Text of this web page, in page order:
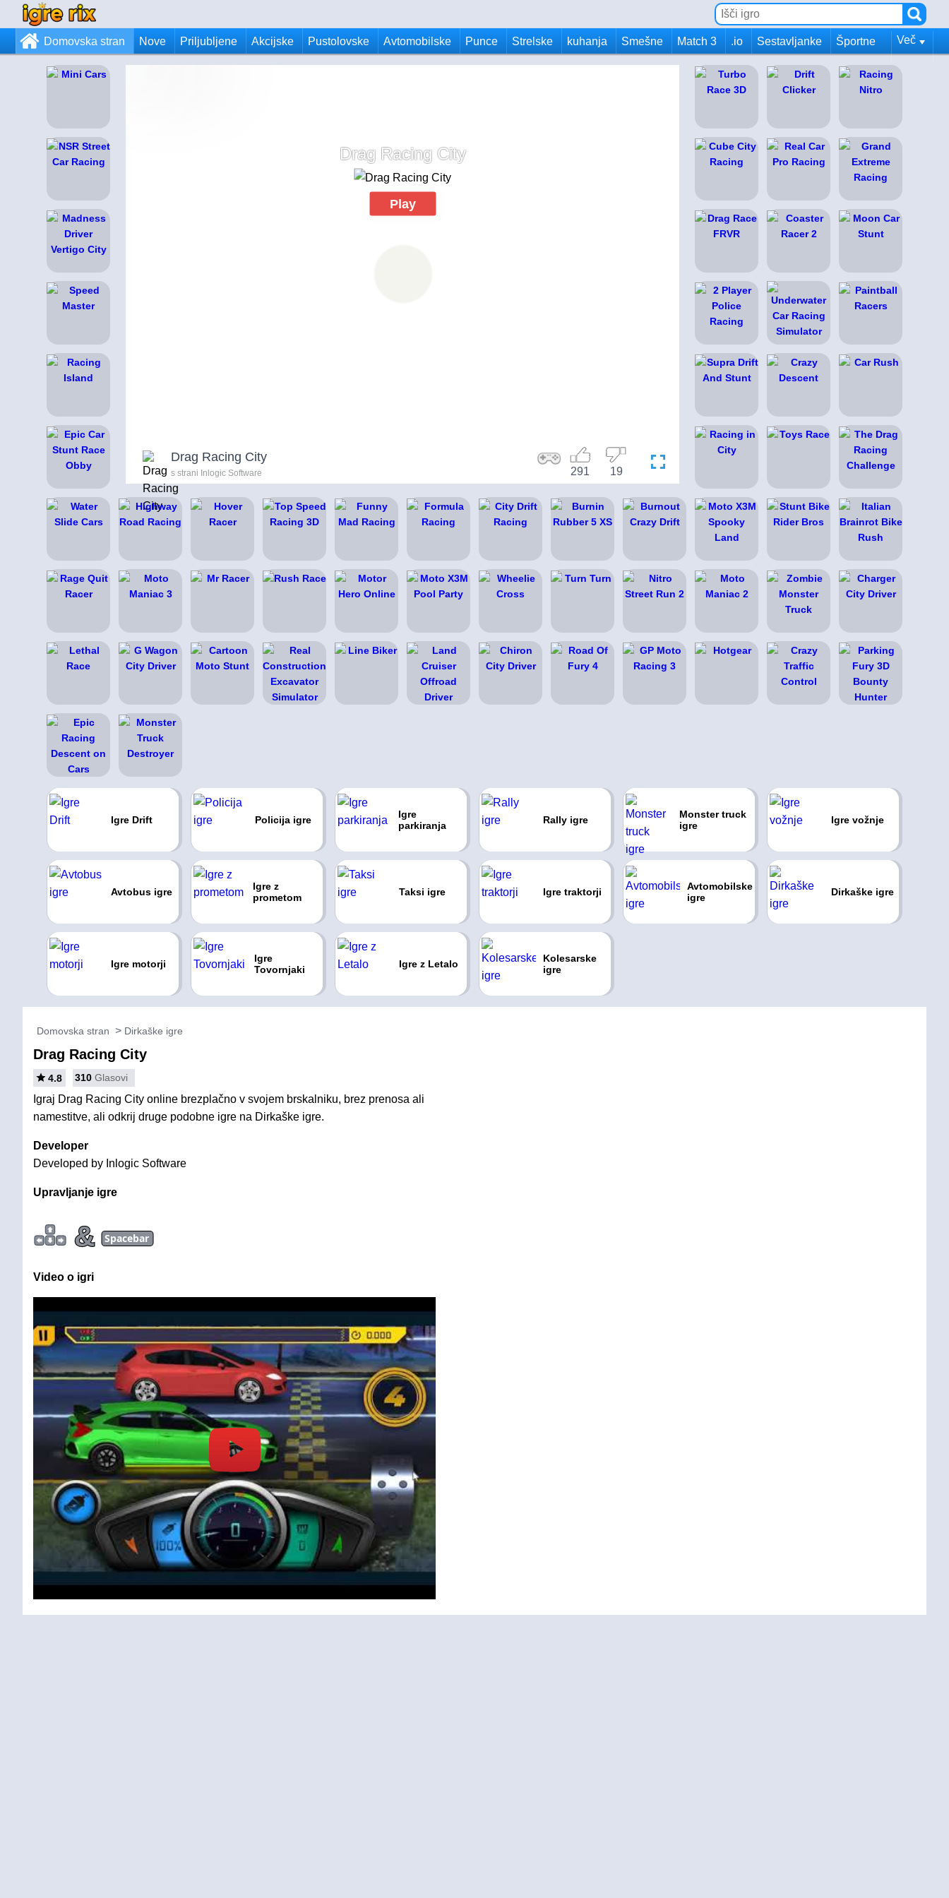
Domovska stran Nove Priljubljene Akcijske Pustolovske Avtomobilske Punce Strelske kuhanja Smešne Match 3 .io Sestavljanke Športne Več
Drag Racing City
Play
Drag Racing City
s strani Inlogic Software 19
291
Igre Drift Policija igre
Igre
parkiranja
Rally igre
Monster truck
igre
Igre vožnje
Avtobus igre
Igre z
prometom
Taksi igre Igre traktorji
Avtomobilske
igre
Dirkaške igre
Igre motorji
Igre
Tovornjaki
Igre z Letalo
Kolesarske
igre
Domovska stran Dirkaške igre
Drag Racing City
4.8 310 Glasovi
Igraj Drag Racing City online brezplačno v svojem brskalniku, brez prenosa ali
namestitve, ali odkrij druge podobne igre na Dirkaške igre.
Developer
Developed by Inlogic Software
Upravljanje igre
& Spacebar
Video o igri